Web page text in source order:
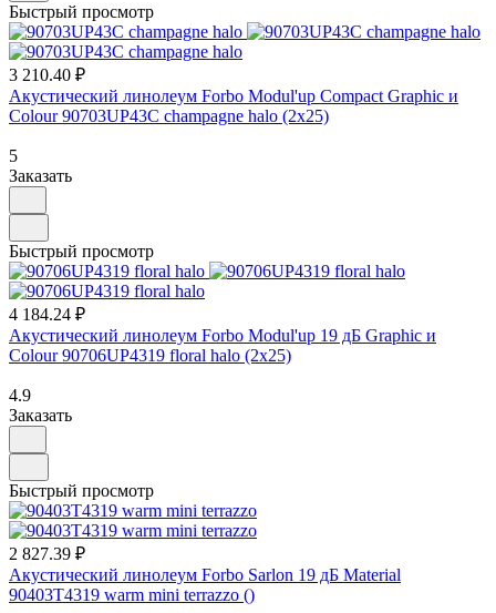
Быстрый просмотр
3 210.40 ₽
Акустический линолеум Forbo Modul'up Compact Graphic и
Colour 90703UP43C champagne halo (2х25)
5
Заказать
Быстрый просмотр
4 184.24 ₽
Акустический линолеум Forbo Modul'up 19 дБ Graphic и
Colour 90706UP4319 floral halo (2х25)
4.9
Заказать
Быстрый просмотр
2 827.39 ₽
Акустический линолеум Forbo Sarlon 19 дБ Material
90403T4319 warm mini terrazzo ()